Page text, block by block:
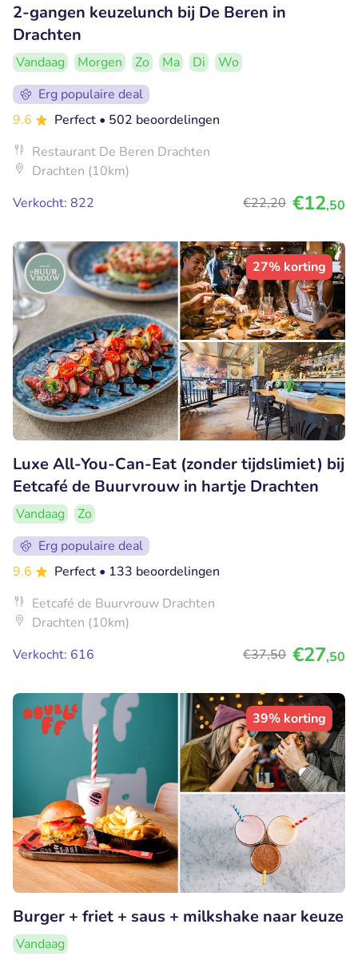
2-gangen keuzelunch bij De Beren in
Drachten
Vandaag Morgen Zo Ma Di
Wo
Erg populaire deal
9.6
Perfect • 502 beoordelingen
Restaurant De Beren Drachten
Drachten (10km)
Verkocht: 822
€22,20 €12,50
27% korting
Luxe All-You-Can-Eat (zonder tijdslimiet) bij
Eetcafé de Buurvrouw in hartje Drachten
Vandaag
Zo
Erg populaire deal
9.6
Perfect • 133 beoordelingen
Eetcafé de Buurvrouw Drachten
Drachten (10km)
Verkocht: 616
€37,50 €27,50
39% korting
Burger + friet + saus + milkshake naar keuze
Vandaag